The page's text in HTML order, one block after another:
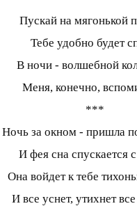
Пускай на мягонькой
Тебе удобно будет
В ночи - волшебной
Меня, конечно,
***
Ночь за окном - пришла
И фея сна спускается
Она войдет к тебе
И все уснет, утихнет